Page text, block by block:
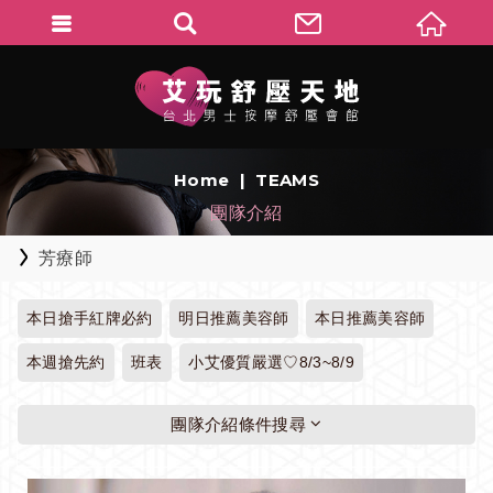
Home TEAMS
團隊介紹
芳療師
本日搶手紅牌必約 明日推薦美容師 本日推薦美容師
本週搶先約 班表 小艾優質嚴選♡8/3~8/9
團隊介紹條件搜尋